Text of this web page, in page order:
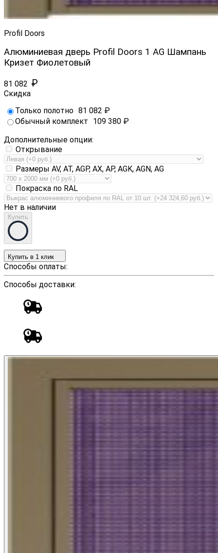
Profil Doors
Алюминиевая дверь Profil Doors 1 AG Шампань
Кризет Фиолетовый
81 082 ₽
Скидка
Только полотно 81 082 ₽
Обычный комплект
109 380 ₽
Дополнительные опции:
Открывание
Размеры AV, AT, AGP, AX, AP, AGK, AGN, AG
Покраска по RAL
Нет в наличии
Купить
Купить в 1 клик
Способы оплаты:
Способы доставки: